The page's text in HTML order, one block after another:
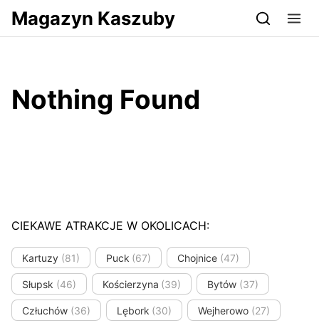
Przejdź do serwisu magazynkaszuby.pl
Magazyn Kaszuby
Nothing Found
CIEKAWE ATRAKCJE W OKOLICACH:
Kartuzy (81) Puck (67) Chojnice (47)
Słupsk (46) Kościerzyna (39) Bytów (37)
Człuchów (36) Lębork (30) Wejherowo (27)